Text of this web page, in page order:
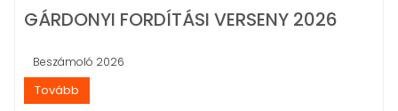
GÁRDONYI FORDÍTÁSI VERSENY 2026
Beszámoló 2026
Tovább